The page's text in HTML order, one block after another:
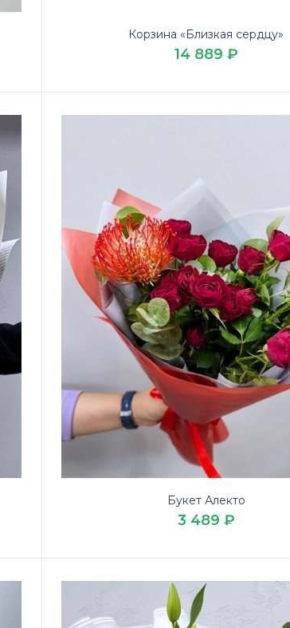
Корзина «Близкая сердцу»
14 889 ₽
Букет Алекто
3 489 ₽